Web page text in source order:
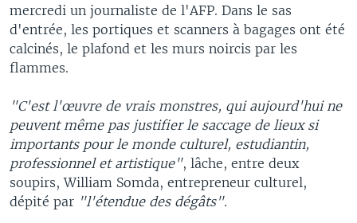
mercredi un journaliste de l'AFP. Dans le sas
d'entrée, les portiques et scanners à bagages ont été
calcinés, le plafond et les murs noircis par les
flammes.
"C'est l'œuvre de vrais monstres, qui aujourd'hui ne
peuvent même pas justifier le saccage de lieux si
importants pour le monde culturel, estudiantin,
professionnel et artistique", lâche, entre deux
soupirs, William Somda, entrepreneur culturel,
dépité par "l'étendue des dégâts".